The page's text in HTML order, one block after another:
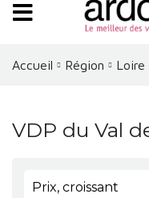
Accueil Région Loire
VDP du Val
Prix, croissant